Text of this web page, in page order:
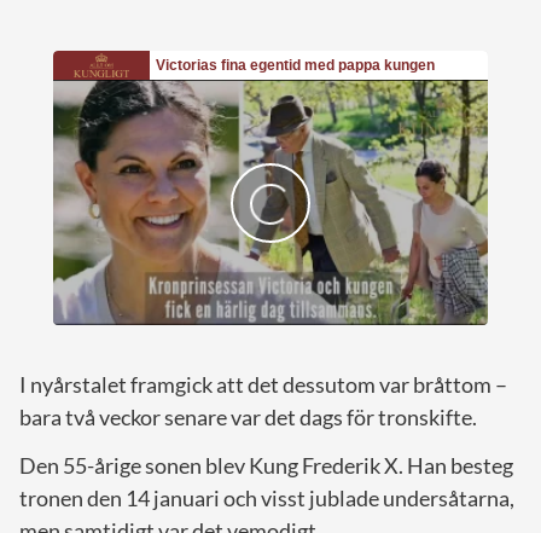
I nyårstalet framgick att det dessutom var bråttom –
bara två veckor senare var det dags för tronskifte.
Den 55-årige sonen blev Kung Frederik X. Han besteg
tronen den 14 januari och visst jublade undersåtarna,